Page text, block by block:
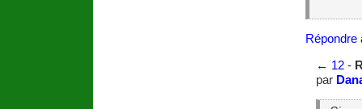
Répondre
← 12-
par